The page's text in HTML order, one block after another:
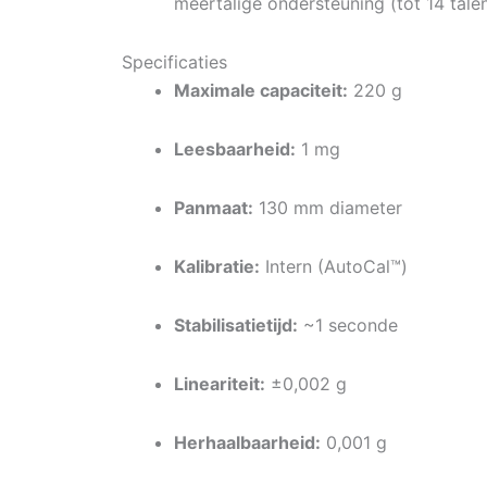
Specificaties
Maximale capaciteit: 220 g
Leesbaarheid: 1 mg
Panmaat: 130 mm diameter
Kalibratie: Intern (AutoCal™)
Stabilisatietijd: ~1 seconde
Lineariteit: ±0,002 g
Herhaalbaarheid: 0,001 g